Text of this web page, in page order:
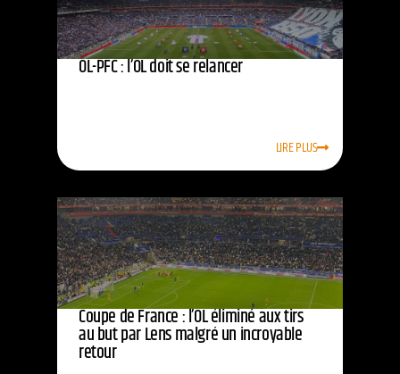
OL-PFC : l’OL doit se relancer
LIRE PLUS
Coupe de France : l’OL éliminé aux tirs
au but par Lens malgré un incroyable
retour